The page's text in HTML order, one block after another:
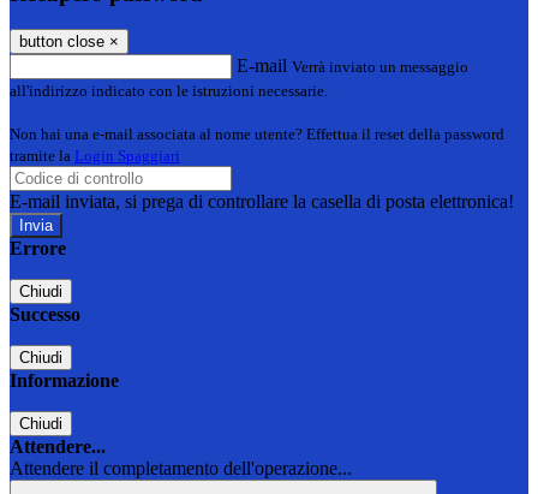
button close ×
E-mail Verrà inviato un messaggio
all'indirizzo indicato con le istruzioni necessarie.
Non hai una e-mail associata al nome utente? Effettua il reset della password
tramite la Login Spaggiari
E-mail inviata, si prega di controllare la casella di posta elettronica!
Errore
Chiudi
Successo
Chiudi
Informazione
Chiudi
Attendere...
Attendere il completamento dell'operazione...